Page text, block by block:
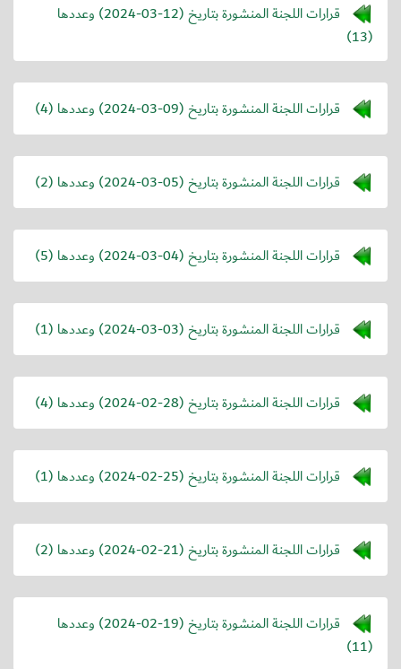
قرارات اللجنة المنشورة بتاريخ (2024-03-12) وعددها
(13)
قرارات اللجنة المنشورة بتاريخ (2024-03-09) وعددها (4)
قرارات اللجنة المنشورة بتاريخ (2024-03-05) وعددها (2)
قرارات اللجنة المنشورة بتاريخ (2024-03-04) وعددها (5)
قرارات اللجنة المنشورة بتاريخ (2024-03-03) وعددها (1)
قرارات اللجنة المنشورة بتاريخ (2024-02-28) وعددها (4)
قرارات اللجنة المنشورة بتاريخ (2024-02-25) وعددها (1)
قرارات اللجنة المنشورة بتاريخ (2024-02-21) وعددها (2)
قرارات اللجنة المنشورة بتاريخ (2024-02-19) وعددها
(11)